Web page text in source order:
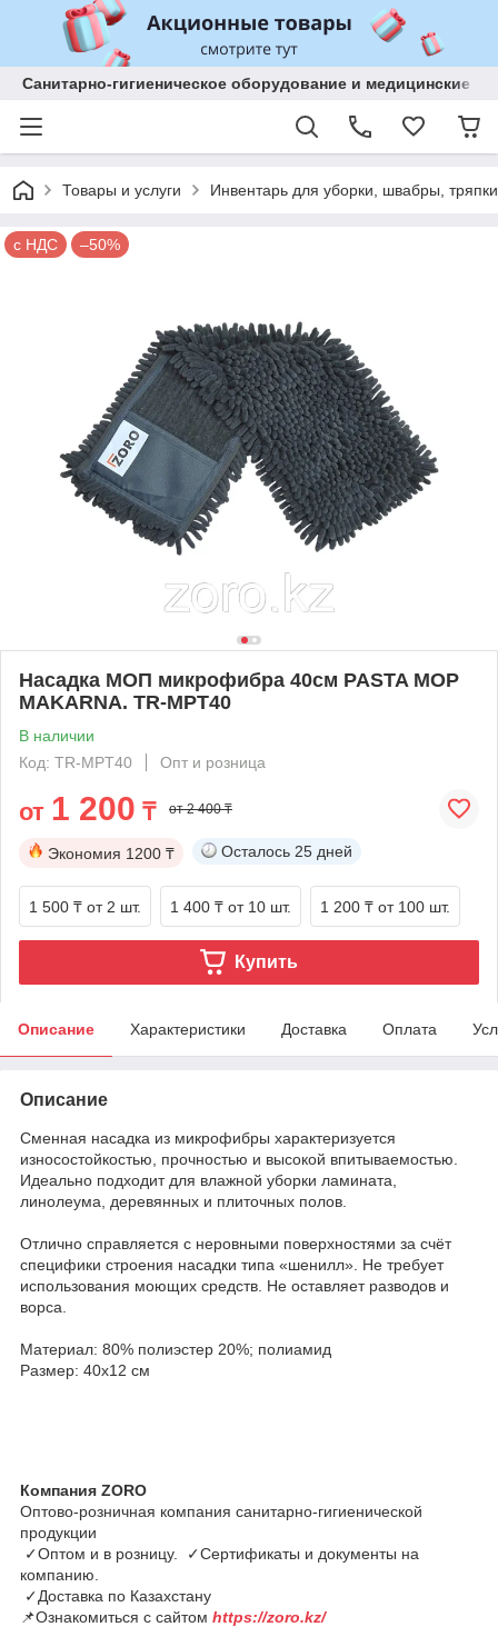
Санитарно-гигиеническое оборудование и медицинские
Товары и услуги Инвентарь для уборки, швабры,
с НДС –50%
Насадка МОП микрофибра 40см PASTA MOP
MAKARNA. TR-MPT40
В наличии
Код: TR-MPT40
Опт и розница
от 1 200 ₸ от 2 400 ₸
Экономия 1200 ₸ Осталось 25 дней
1 500 ₸ от 2 шт. 1 400 ₸ от 10 шт. 1 200 ₸ от 100 шт.
Купить
Описание Характеристики Доставка Оплата
Описание
Сменная насадка из микрофибры характеризуется
износостойкостью, прочностью и высокой впитываемостью.
Идеально подходит для влажной уборки ламината,
линолеума, деревянных и плиточных полов.
Отлично справляется с неровными поверхностями за счёт
специфики строения насадки типа «шенилл». Не требует
использования моющих средств. Не оставляет разводов и
ворса.
Материал: 80% полиэстер 20%; полиамид
Размер: 40х12 см
Компания ZORO
Оптово-розничная компания санитарно-гигиенической
продукции
✓Оптом и в розницу. ✓Сертификаты и документы на
компанию.
✓Доставка по Казахстану
📌Ознакомиться с сайтом https://zoro.kz/